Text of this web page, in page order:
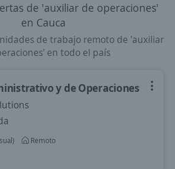
de 'auxiliar de operaciones'
en Cauca
de trabajo remoto de 'auxiliar
en todo el país
y de Operaciones
Remoto